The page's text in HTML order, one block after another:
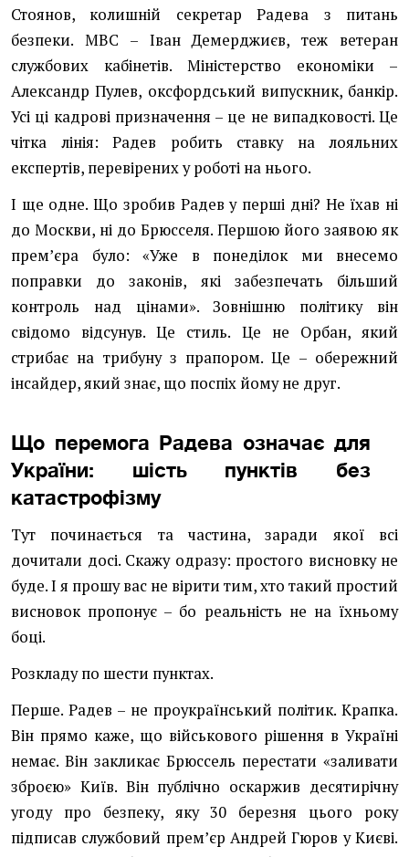
Стоянов, колишній секретар Радева з питань
безпеки. МВС – Іван Демерджиєв, теж ветеран
службових кабінетів. Міністерство економіки –
Александр Пулев, оксфордський випускник, банкір.
Усі ці кадрові призначення – це не випадковості. Це
чітка лінія: Радев робить ставку на лояльних
експертів, перевірених у роботі на нього.
І ще одне. Що зробив Радев у перші дні? Не їхав ні
до Москви, ні до Брюсселя. Першою його заявою як
премʼєра було: «Уже в понеділок ми внесемо
поправки до законів, які забезпечать більший
контроль над цінами». Зовнішню політику він
свідомо відсунув. Це стиль. Це не Орбан, який
стрибає на трибуну з прапором. Це – обережний
інсайдер, який знає, що поспіх йому не друг.
Що перемога Радева означає для
України: шість пунктів без
катастрофізму
Тут починається та частина, заради якої всі
дочитали досі. Скажу одразу: простого висновку не
буде. І я прошу вас не вірити тим, хто такий простий
висновок пропонує – бо реальність не на їхньому
боці.
Розкладу по шести пунктах.
Перше. Радев – не проукраїнський політик. Крапка.
Він прямо каже, що військового рішення в Україні
немає. Він закликає Брюссель перестати «заливати
зброєю» Київ. Він публічно оскаржив десятирічну
угоду про безпеку, яку 30 березня цього року
підписав службовий премʼєр Андрей Гюров у Києві.